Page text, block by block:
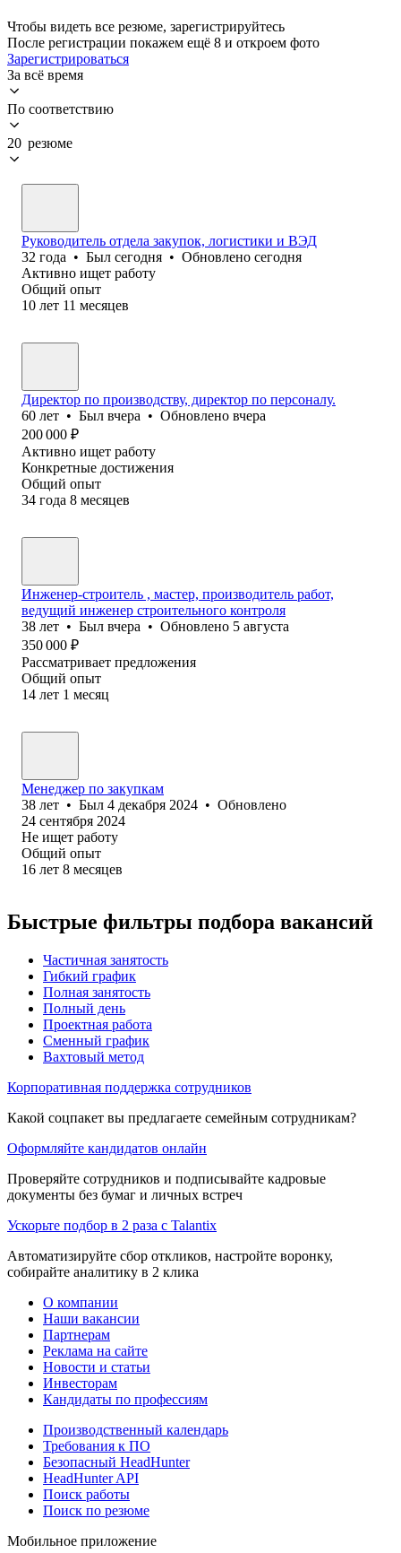
Чтобы видеть все резюме, зарегистрируйтесь
После регистрации покажем ещё 8 и откроем фото
Зарегистрироваться
За всё время
По соответствию
20 резюме
Руководитель отдела закупок, логистики и ВЭД
32 года • Был сегодня • Обновлено сегодня
Активно ищет работу
Общий опыт
10 лет 11 месяцев
Директор по производству, директор по персоналу.
60 лет • Был вчера • Обновлено вчера
200 000 ₽
Активно ищет работу
Конкретные достижения
Общий опыт
34 года 8 месяцев
Инженер-строитель , мастер, производитель работ,
ведущий инженер строительного контроля
38 лет • Был вчера • Обновлено 5 августа
350 000 ₽
Рассматривает предложения
Общий опыт
14 лет 1 месяц
Менеджер по закупкам
38 лет • Был 4 декабря 2024 • Обновлено
24 сентября 2024
Не ищет работу
Общий опыт
16 лет 8 месяцев
Быстрые фильтры подбора вакансий
Частичная занятость
Гибкий график
Полная занятость
Полный день
Проектная работа
Сменный график
Вахтовый метод
Корпоративная поддержка сотрудников
Какой соцпакет вы предлагаете семейным сотрудникам?
Оформляйте кандидатов онлайн
Проверяйте сотрудников и подписывайте кадровые
документы без бумаг и личных встреч
Ускорьте подбор в 2 раза с Talantix
Автоматизируйте сбор откликов, настройте воронку,
собирайте аналитику в 2 клика
О компании
Наши вакансии
Партнерам
Реклама на сайте
Новости и статьи
Инвесторам
Кандидаты по профессиям
Производственный календарь
Требования к ПО
Безопасный HeadHunter
HeadHunter API
Поиск работы
Поиск по резюме
Мобильное приложение